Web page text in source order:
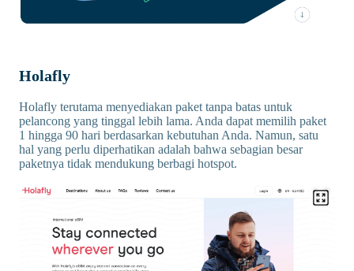
Holafly
Holafly terutama menyediakan paket tanpa batas untuk
pelancong yang tinggal lebih lama. Anda dapat memilih paket
1 hingga 90 hari berdasarkan kebutuhan Anda. Namun, satu
hal yang perlu diperhatikan adalah bahwa sebagian besar
paketnya tidak mendukung berbagi hotspot.